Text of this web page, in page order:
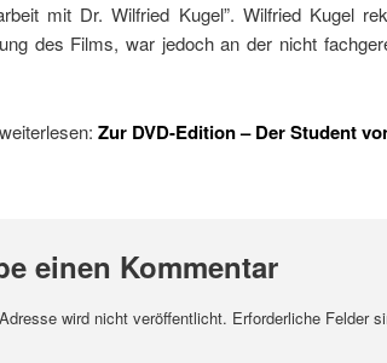
mit Dr. Wilfried Kugel”. Wilfried Kugel
des Films, war jedoch an der nicht
Zur DVD-Edition – Der Student
einen Kommentar
wird nicht veröffentlicht. Erforderliche Felder